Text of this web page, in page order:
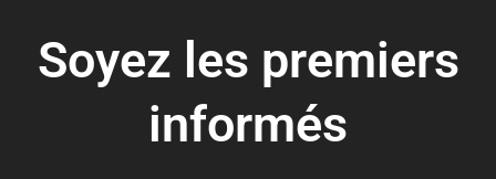
Soyez les premiers
informés